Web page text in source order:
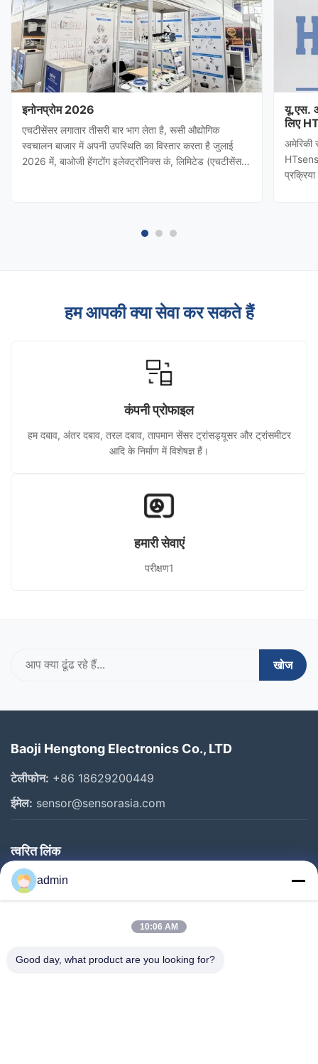
इनोनप्रोम 2026
एचटीसेंसर लगातार तीसरी बार भाग लेता है, रूसी औद्योगिक
स्वचालन बाजार में अपनी उपस्थिति का विस्तार करता है जुलाई
2026 में, बाओजी हेंगटोंग इलेक्ट्रॉनिक्स कं, लिमिटेड (एचटीसेंसर)
यू.एस.
लिए
अमेरिकी
हम आपकी क्या सेवा कर सकते हैं
कंपनी प्रोफाइल
हम दबाव, अंतर दबाव, तरल दबाव, तापमान सेंसर ट्रांसड्यूसर और ट्रांसमीटर
आदि के निर्माण में विशेषज्ञ हैं।
हमारी सेवाएं
परीक्षण1
खोज
Baoji Hengtong Electronics Co., LTD
टेलीफोन: +86 18629200449
ईमेल: sensor@sensorasia.com
त्वरित लिंक
घर
उत्पादों
हमारे बारे में
admin
10:06 AM
Good day, what product are you looking for?